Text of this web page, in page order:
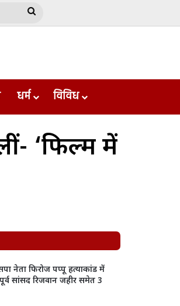
Search
धर्म विविध
‘फिल्म में
नेता फिरोज पप्पू हत्याकांड में
सांसद रिजवान जहीर समेत 3